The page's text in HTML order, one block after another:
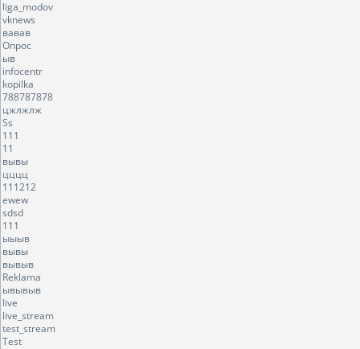
liga_modov
vknews
вавав
Опрос
ыв
infocentr
kopilka
788787878
цжлжлж
Ss
111
11
вывы
цццц
111212
ewew
sdsd
111
ыыыв
вывы
вывыв
Reklama
ывывыв
live
live_stream
test_stream
Test